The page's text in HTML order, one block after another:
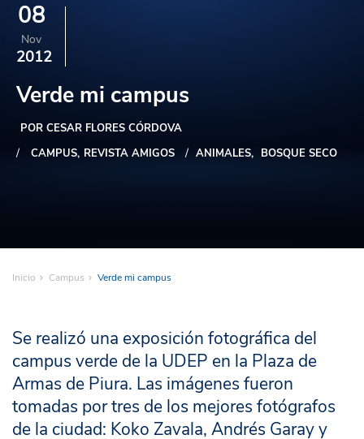
08
Nov
2012
Verde mi campus
POR CESAR FLORES CÓRDOVA
CAMPUS REVISTA AMIGOS ANIMALES BOSQUE SECO
Inicio Campus Verde mi campus
Se realizó una exposición fotográfica del
campus verde de la UDEP en la Plaza de
Armas de Piura. Las imágenes fueron
tomadas por tres de los mejores fotógrafos
de la ciudad: Koko Zavala, Andrés Garay y